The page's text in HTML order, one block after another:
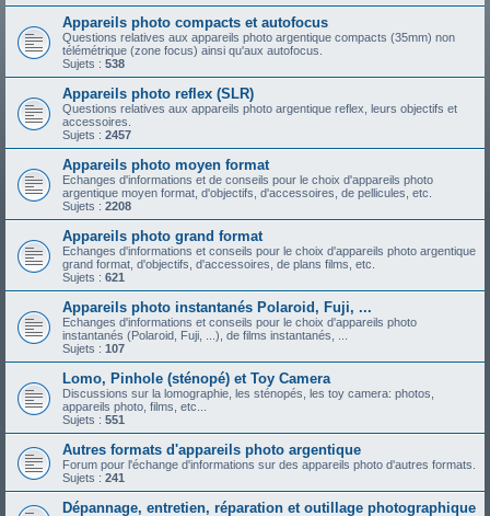
Appareils photo compacts et autofocus
Questions relatives aux appareils photo argentique compacts (35mm) non
télémétrique (zone focus) ainsi qu'aux autofocus.
Sujets : 538
Appareils photo reflex (SLR)
Questions relatives aux appareils photo argentique reflex, leurs objectifs et
accessoires.
Sujets : 2457
Appareils photo moyen format
Echanges d'informations et de conseils pour le choix d'appareils photo
argentique moyen format, d'objectifs, d'accessoires, de pellicules, etc.
Sujets : 2208
Appareils photo grand format
Echanges d'informations et conseils pour le choix d'appareils photo argentique
grand format, d'objectifs, d'accessoires, de plans films, etc.
Sujets : 621
Appareils photo instantanés Polaroid, Fuji, ...
Echanges d'informations et conseils pour le choix d'appareils photo
instantanés (Polaroid, Fuji, ...), de films instantanés, ...
Sujets : 107
Lomo, Pinhole (sténopé) et Toy Camera
Discussions sur la lomographie, les sténopés, les toy camera: photos,
appareils photo, films, etc...
Sujets : 551
Autres formats d'appareils photo argentique
Forum pour l'échange d'informations sur des appareils photo d'autres formats.
Sujets : 241
Dépannage, entretien, réparation et outillage photographique